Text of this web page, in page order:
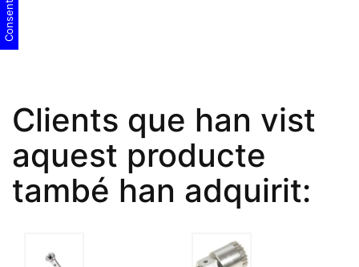
Clients que han vist
aquest producte
també han adquirit: